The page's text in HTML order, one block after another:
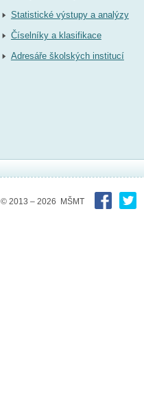
Statistické výstupy a analýzy
Číselníky a klasifikace
Adresáře školských institucí
© 2013 – 2026 MŠMT